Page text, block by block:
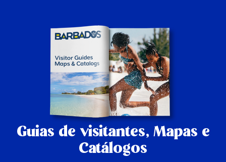
Guias de visitantes, Mapas e
Catálogos